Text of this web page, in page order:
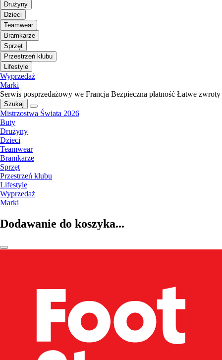
Drużyny
Dzieci
Teamwear
Bramkarze
Sprzęt
Przestrzeń klubu
Lifestyle
Wyprzedaż
Marki
Serwis posprzedażowy we Francja Bezpieczna płatność Łatwe zwroty
Szukaj
Mistrzostwa Świata 2026
Buty
Drużyny
Dzieci
Teamwear
Bramkarze
Sprzęt
Przestrzeń klubu
Lifestyle
Wyprzedaż
Marki
Dodawanie do koszyka...